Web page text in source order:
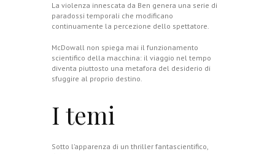
La violenza innescata da Ben genera una serie di
paradossi temporali che modificano
continuamente la percezione dello spettatore.
McDowall non spiega mai il funzionamento
scientifico della macchina: il viaggio nel tempo
diventa piuttosto una metafora del desiderio di
sfuggire al proprio destino.
I temi
Sotto l’apparenza di un thriller fantascientifico,